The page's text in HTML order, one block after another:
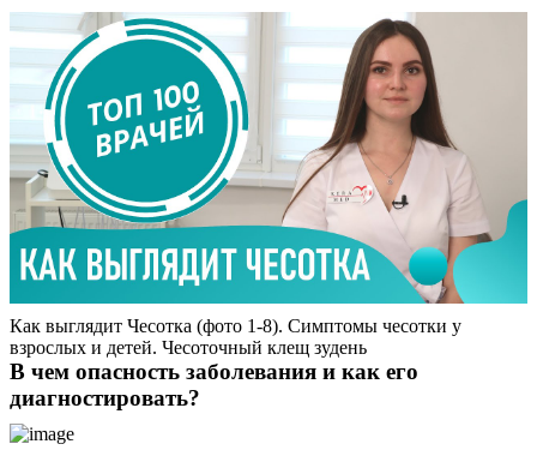
Как выглядит Чесотка (фото 1-8). Симптомы чесотки у
взрослых и детей. Чесоточный клещ зудень
В чем опасность заболевания и как его
диагностировать?